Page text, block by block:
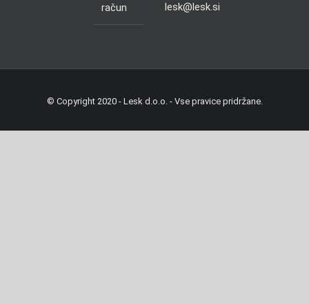
račun
lesk@lesk.si
© Copyright 2020 - Lesk d.o.o. - Vse pravice pridržane.